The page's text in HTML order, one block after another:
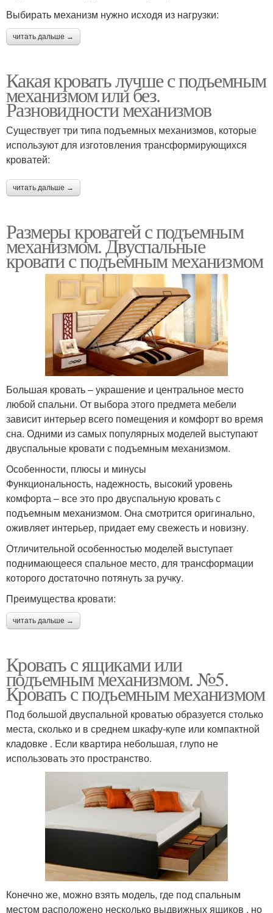
Выбирать механизм нужно исходя из нагрузки:
читать дальше →
Какая кровать лучше с подъемным
механизмом или без.
Разновидности механизмов
Существует три типа подъемных механизмов, которые
используют для изготовления трансформирующихся
кроватей:
читать дальше →
Размеры кроватей с подъемным
механизмом. Двуспальные
кровати с подъемным механизмом
Большая кровать – украшение и центральное место
любой спальни. От выбора этого предмета мебели
зависит интерьер всего помещения и комфорт во время
сна. Одними из самых популярных моделей выступают
двуспальные кровати с подъемным механизмом.
Особенности, плюсы и минусы
Функциональность, надежность, высокий уровень
комфорта – все это про двуспальную кровать с
подъемным механизмом. Она смотрится оригинально,
оживляет интерьер, придает ему свежесть и новизну.
Отличительной особенностью моделей выступает
поднимающееся спальное место, для трансформации
которого достаточно потянуть за ручку.
Преимущества кровати:
читать дальше →
Кровать с ящиками или
подъемным механизмом. №5.
Кровать с подъемным механизмом
Под большой двуспальной кроватью образуется столько
места, сколько и в среднем шкафу-купе или компактной
кладовке . Если квартира небольшая, глупо не
использовать это пространство.
Конечно же, можно взять модель, где под спальным
местом расположено несколько выдвижных ящиков , но